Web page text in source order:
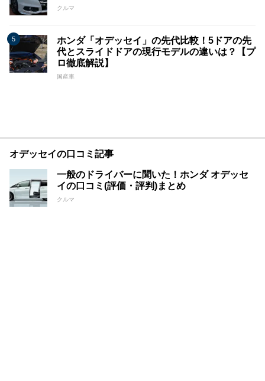
クルマ
ホンダ「オデッセイ」の先代比較！5ドアの先
代とスライドドアの現行モデルの違いは？【プ
ロ徹底解説】
国産車
オデッセイの口コミ記事
一般のドライバーに聞いた！ホンダ オデッセ
イの口コミ(評価・評判)まとめ
クルマ